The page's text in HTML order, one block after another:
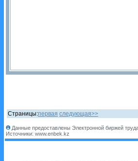
Страницы:первая следующая>>
Данные предоставлены Электронной биржей
Источники: www.enbek.kz